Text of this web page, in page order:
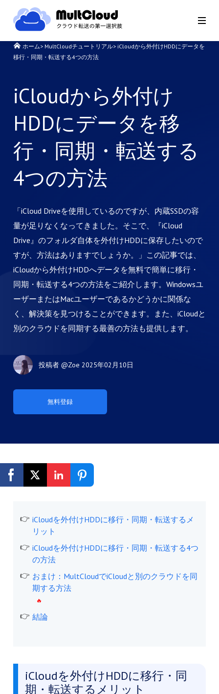
ホーム> MultCloudチュートリアル> iCloudから外付けHDDにデータを
移行・同期・転送する4つの方法
iCloudから外付け
HDDにデータを移
行・同期・転送する
4つの方法
「iCloud Driveを使用しているのですが、内蔵SSDの容
量が足りなくなってきました。そこで、『iCloud
Drive』のフォルダ自体を外付けHDDに保存したいので
すが、方法はありますでしょうか。」この記事では、
iCloudから外付けHDDへデータを無料で簡単に移行・
同期・転送する4つの方法をご紹介します。Windowsユ
ーザーまたはMacユーザーであるかどうかに関係な
く、解決策を見つけることができます。また、iCloudと
別のクラウドを同期する最善の方法も提供します。
投稿者 @Zoe 2025年02月10日
iCloudを外付けHDDに移行・同期・転送するメ
リット
iCloudを外付けHDDに移行・同期・転送する4つ
の方法
おまけ：MultCloudでiCloudと別のクラウドを同
期する方法
結論
iCloudを外付けHDDに移行・同
期・転送するメリット